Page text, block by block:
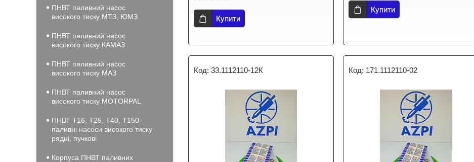
Купити
Купити
33.1112110-12К 171.1112110-02
ПНВТ паливний насос
високого тиску МТЗ, ЮМЗ
ПНВТ паливний насос
високого тиску КАМАЗ
ПНВТ паливний насос
високого тиску МАЗ
ПНВТ паливний насос
високого тиску MOTORPAL
ПНВТ Т16, Т25, Т40, Т150
паливні насоси високого тиску
рядні, пучкові
Корпуса ПНВТ паливних